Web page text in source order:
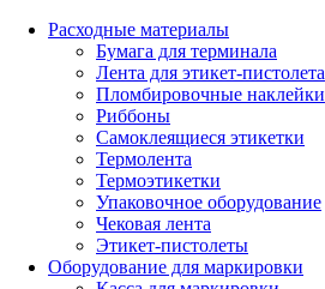
Расходные материалы
Бумага для терминала
Лента для этикет-пистолета
Пломбировочные наклейки
Риббоны
Самоклеящиеся этикетки
Термолента
Термоэтикетки
Упаковочное оборудование
Чековая лента
Этикет-пистолеты
Оборудование для маркировки